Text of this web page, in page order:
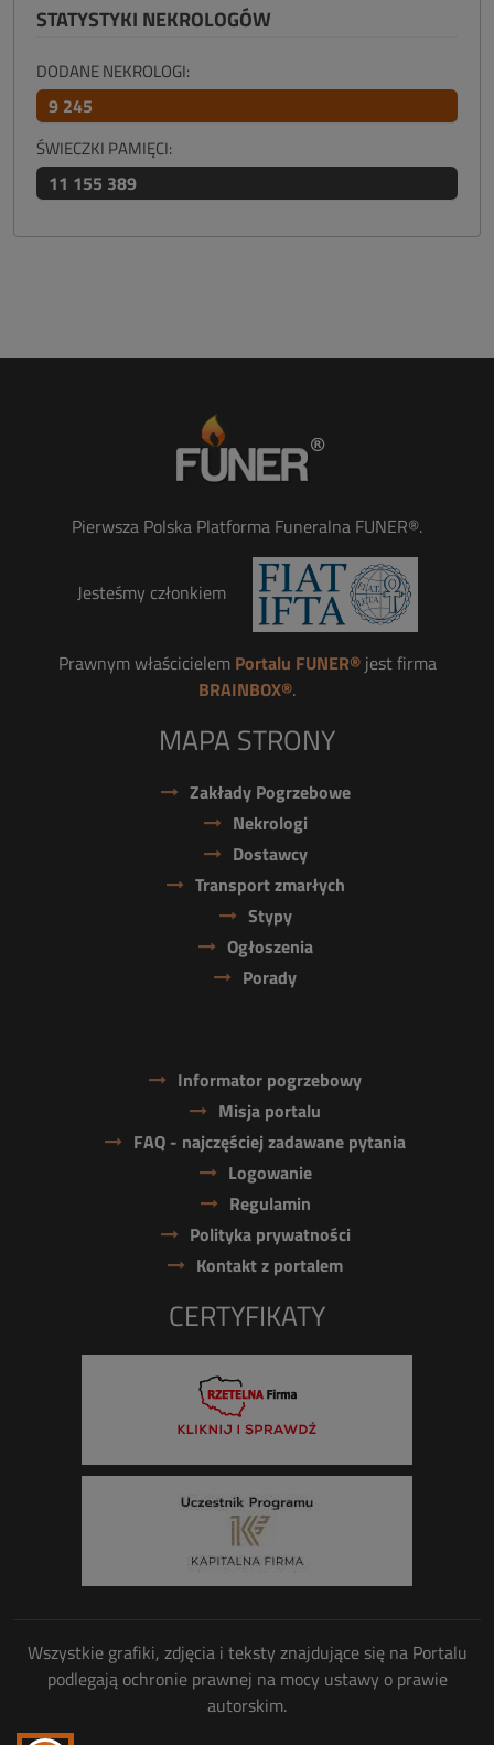
STATYSTYKI NEKROLOGÓW
DODANE NEKROLOGI:
9 245
ŚWIECZKI PAMIĘCI:
11 155 389
Pierwsza Polska Platforma Funeralna FUNER®.
Jesteśmy członkiem
Prawnym właścicielem Portalu FUNER®jest firma
BRAINBOX®.
MAPA STRONY
Zakłady Pogrzebowe
Nekrologi
Dostawcy
Transport zmarłych
Stypy
Ogłoszenia
Porady
Informator pogrzebowy
Misja portalu
FAQ - najczęściej zadawane pytania
Logowanie
Regulamin
Polityka prywatności
Kontakt z portalem
CERTYFIKATY
Wszystkie grafiki, zdjęcia i teksty znajdujące się na Portalu
podlegają ochronie prawnej na mocy ustawy o prawie
autorskim.